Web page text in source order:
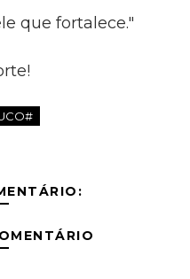
que fortalece."